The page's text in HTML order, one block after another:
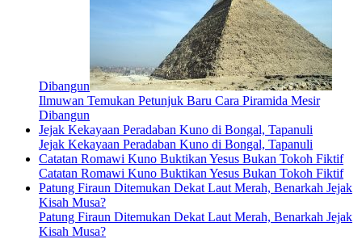
Dibangun
Ilmuwan Temukan Petunjuk Baru Cara Piramida Mesir
Dibangun
Jejak Kekayaan Peradaban Kuno di Bongal, Tapanuli
Jejak Kekayaan Peradaban Kuno di Bongal, Tapanuli
Catatan Romawi Kuno Buktikan Yesus Bukan Tokoh Fiktif
Catatan Romawi Kuno Buktikan Yesus Bukan Tokoh Fiktif
Patung Firaun Ditemukan Dekat Laut Merah, Benarkah Jejak
Kisah Musa?
Patung Firaun Ditemukan Dekat Laut Merah, Benarkah Jejak
Kisah Musa?